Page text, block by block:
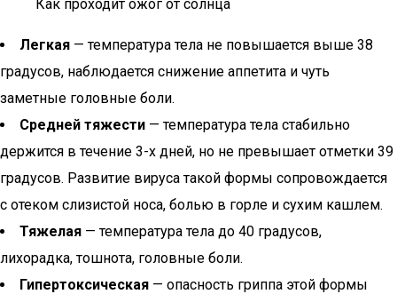
Как проходит ожог от солнца
Легкая — температура тела не повышается выше 38
градусов, наблюдается снижение аппетита и чуть
заметные головные боли.
Средней тяжести — температура тела стабильно
держится в течение 3-х дней, но не превышает отметки 39
градусов. Развитие вируса такой формы сопровождается
с отеком слизистой носа, болью в горле и сухим кашлем.
Тяжелая — температура тела до 40 градусов,
лихорадка, тошнота, головные боли.
Гипертоксическая — опасность гриппа этой формы